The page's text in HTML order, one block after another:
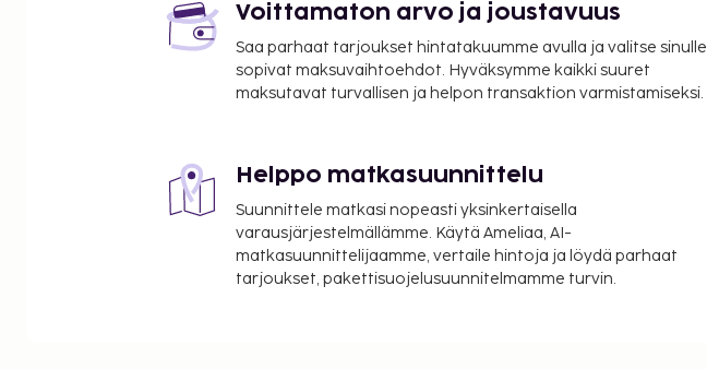
Musée d'Orsay - 1,1 km / 0,7 mi
Rue de Rivoli - 1,1 km / 0,7 mi
Sorbonnen yliopisto - 1,1 km / 0,7 mi
Les Halles - 1,2 km / 0,7 mi
Lähimmät lentokentät ovat:
Orlyn lentokenttä (ORY) - 15,6 km / 9,7 mi
Roissy - Charles de Gaullen lentokenttä (CDG) - 37,7 km / 23,5 mi
Majoituspaikan ensisijainen lentokenttä on Roissy - Charles de Gaullen
Voittamaton arvo ja joustavuus
Saa parhaat tarjoukset hintatakuumme avulla ja valitse sinulle
sopivat maksuvaihtoehdot. Hyväksymme kaikki suuret
maksutavat turvallisen ja helpon transaktion varmistamiseksi.
Helppo matkasuunnittelu
Suunnittele matkasi nopeasti yksinkertaisella
varausjärjestelmällämme. Käytä Ameliaa, AI-
matkasuunnittelijaamme, vertaile hintoja ja löydä parhaat
tarjoukset, pakettisuojelusuunnitelmamme turvin.